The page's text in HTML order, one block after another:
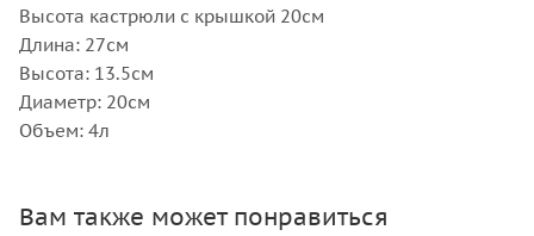
Высота кастрюли с крышкой 20см
Длина: 27см
Высота: 13.5см
Диаметр: 20см
Объем: 4л
Вам также может понравиться